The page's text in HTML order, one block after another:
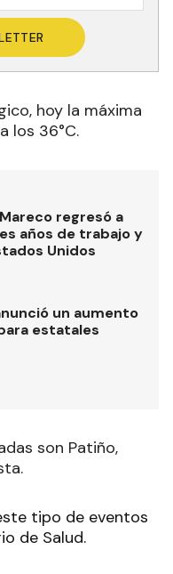
hoy la máxima
los 36°C.
regresó a
años de trabajo y
Unidos
un aumento
estatales
son Patiño,
tipo de eventos
de Salud.